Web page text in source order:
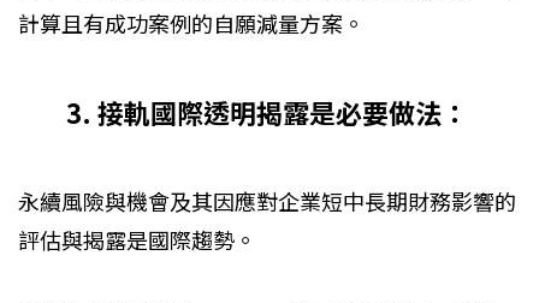
計算且有成功案例的自願減量方案。
3. 接軌國際透明揭露是必要做法：
永續風險與機會及其因應對企業短中長期財務影響的
評估與揭露是國際趨勢。